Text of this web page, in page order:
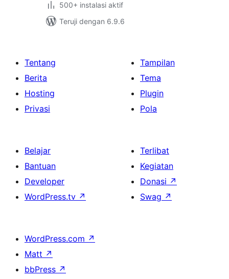
500+ instalasi aktif
Teruji dengan 6.9.6
Tentang
Berita
Hosting
Privasi
Tampilan
Tema
Plugin
Pola
Belajar
Bantuan
Developer
WordPress.tv ↗
Terlibat
Kegiatan
Donasi ↗
Swag ↗
WordPress.com ↗
Matt ↗
bbPress ↗